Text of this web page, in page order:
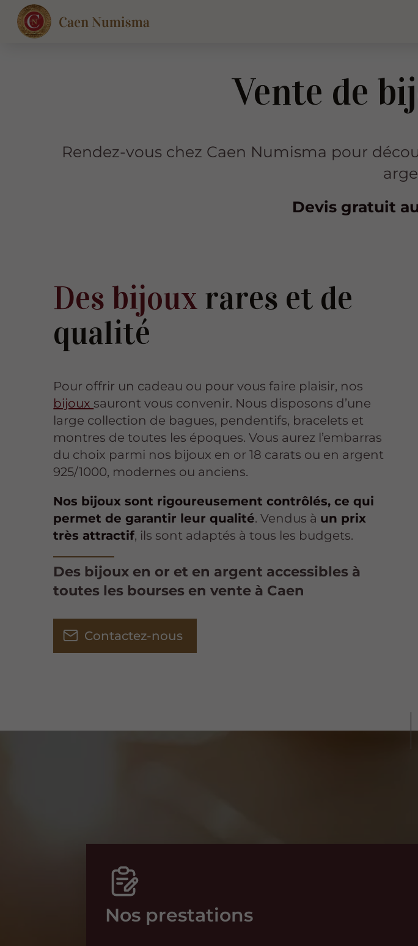
Vente de
Rendez-vous chez Caen Numisma pour
Devis gratuit
Des bijoux rares et de
qualité
Pour offrir un cadeau ou pour vous faire plaisir, nos
bijoux sauront vous convenir. Nous disposons d’une
large collection de bagues, pendentifs, bracelets et
montres de toutes les époques. Vous aurez l’embarras
du choix parmi nos bijoux en or 18 carats ou en argent
925/1000, modernes ou anciens.
Nos bijoux sont rigoureusement contrôlés, ce qui
permet de garantir leur qualité. Vendus à un prix
très attractif, ils sont adaptés à tous les budgets.
Des bijoux en or et en argent accessibles à
toutes les bourses en vente à Caen
Contactez-nous
Nos prestations